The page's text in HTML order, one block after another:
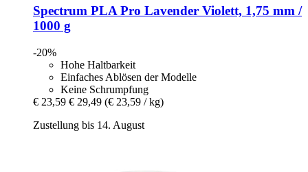
Spectrum PLA Pro Lavender Violett, 1,75 mm /
1000 g
-20%
Hohe Haltbarkeit
Einfaches Ablösen der Modelle
Keine Schrumpfung
€ 23,59 € 29,49 (€ 23,59 / kg)
Zustellung bis 14. August